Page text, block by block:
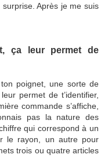
Après je me suis
ça leur permet de
poignet, une sorte de
permet de t’identifier,
commande s’affiche,
pas la nature des
qui correspond à un
le rayon, un autre pour
trois ou quatre articles